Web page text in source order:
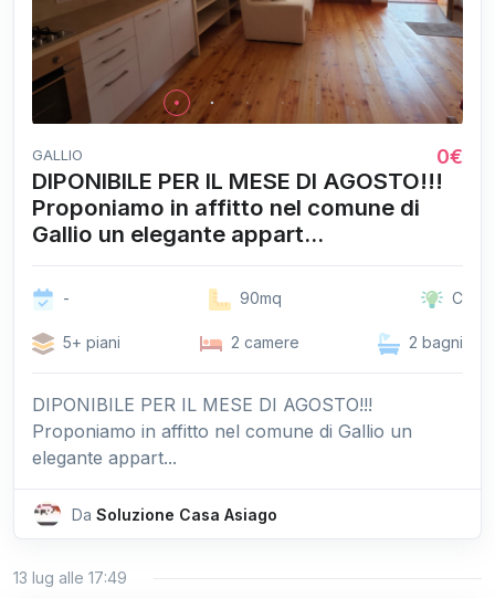
GALLIO 0€
DIPONIBILE PER IL MESE DI AGOSTO!!!
Proponiamo in affitto nel comune di
Gallio un elegante appart...
- 90mq C
5+ piani 2 camere 2 bagni
DIPONIBILE PER IL MESE DI AGOSTO!!!
Proponiamo in affitto nel comune di Gallio un
elegante appart...
Da Soluzione Casa Asiago
13 lug alle 17:49